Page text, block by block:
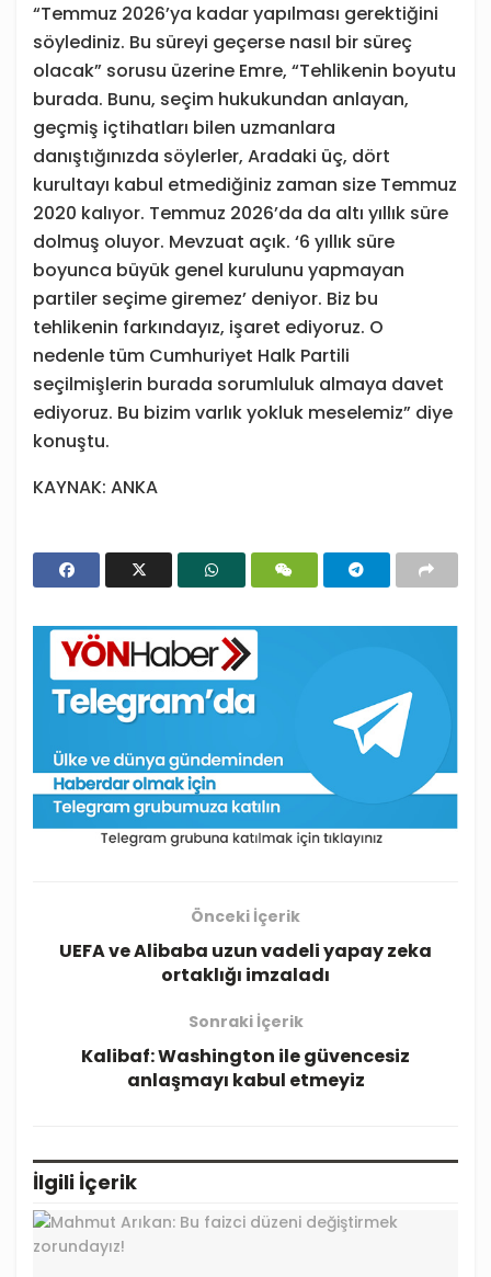
“Temmuz 2026’ya kadar yapılması gerektiğini
söylediniz. Bu süreyi geçerse nasıl bir süreç
olacak” sorusu üzerine Emre, “Tehlikenin boyutu
burada. Bunu, seçim hukukundan anlayan,
geçmiş içtihatları bilen uzmanlara
danıştığınızda söylerler, Aradaki üç, dört
kurultayı kabul etmediğiniz zaman size Temmuz
2020 kalıyor. Temmuz 2026’da da altı yıllık süre
dolmuş oluyor. Mevzuat açık. ‘6 yıllık süre
boyunca büyük genel kurulunu yapmayan
partiler seçime giremez’ deniyor. Biz bu
tehlikenin farkındayız, işaret ediyoruz. O
nedenle tüm Cumhuriyet Halk Partili
seçilmişlerin burada sorumluluk almaya davet
ediyoruz. Bu bizim varlık yokluk meselemiz” diye
konuştu.
KAYNAK: ANKA
Önceki İçerik
UEFA ve Alibaba uzun vadeli yapay zeka
ortaklığı imzaladı
Sonraki İçerik
Kalibaf: Washington ile güvencesiz
anlaşmayı kabul etmeyiz
İlgili İçerik